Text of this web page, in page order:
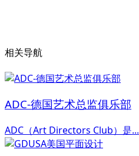
相关导航
ADC-德国艺术总监俱乐部
ADC（Art Directors Club）是...